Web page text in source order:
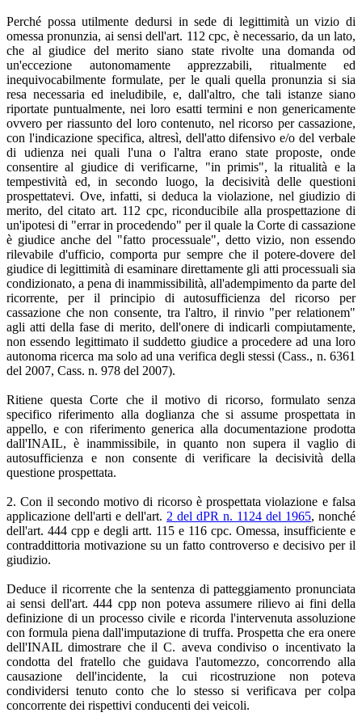
Perché possa utilmente dedursi in sede di legittimità un vizio di
omessa pronunzia, ai sensi dell'art. 112 cpc, è necessario, da un lato,
che al giudice del merito siano state rivolte una domanda od
un'eccezione autonomamente apprezzabili, ritualmente ed
inequivocabilmente formulate, per le quali quella pronunzia si sia
resa necessaria ed ineludibile, e, dall'altro, che tali istanze siano
riportate puntualmente, nei loro esatti termini e non genericamente
ovvero per riassunto del loro contenuto, nel ricorso per cassazione,
con l'indicazione specifica, altresì, dell'atto difensivo e/o del verbale
di udienza nei quali l'una o l'altra erano state proposte, onde
consentire al giudice di verificarne, "in primis", la ritualità e la
tempestività ed, in secondo luogo, la decisività delle questioni
prospettatevi. Ove, infatti, si deduca la violazione, nel giudizio di
merito, del citato art. 112 cpc, riconducibile alla prospettazione di
un'ipotesi di "errar in procedendo" per il quale la Corte di cassazione
è giudice anche del "fatto processuale", detto vizio, non essendo
rilevabile d'ufficio, comporta pur sempre che il potere-dovere del
giudice di legittimità di esaminare direttamente gli atti processuali sia
condizionato, a pena di inammissibilità, all'adempimento da parte del
ricorrente, per il principio di autosufficienza del ricorso per
cassazione che non consente, tra l'altro, il rinvio "per relationem"
agli atti della fase di merito, dell'onere di indicarli compiutamente,
non essendo legittimato il suddetto giudice a procedere ad una loro
autonoma ricerca ma solo ad una verifica degli stessi (Cass., n. 6361
del 2007, Cass. n. 978 del 2007).
Ritiene questa Corte che il motivo di ricorso, formulato senza
specifico riferimento alla doglianza che si assume prospettata in
appello, e con riferimento generica alla documentazione prodotta
dall'INAIL, è inammissibile, in quanto non supera il vaglio di
autosufficienza e non consente di verificare la decisività della
questione prospettata.
2. Con il secondo motivo di ricorso è prospettata violazione e falsa
applicazione dell'arti e dell'art. 2 del dPR n. 1124 del 1965, nonché
dell'art. 444 cpp e degli artt. 115 e 116 cpc. Omessa, insufficiente e
contraddittoria motivazione su un fatto controverso e decisivo per il
giudizio.
Deduce il ricorrente che la sentenza di patteggiamento pronunciata
ai sensi dell'art. 444 cpp non poteva assumere rilievo ai fini della
definizione di un processo civile e ricorda l'intervenuta assoluzione
con formula piena dall'imputazione di truffa. Prospetta che era onere
dell'INAIL dimostrare che il C. aveva condiviso o incentivato la
condotta del fratello che guidava l'automezzo, concorrendo alla
causazione dell'incidente, la cui ricostruzione non poteva
condividersi tenuto conto che lo stesso si verificava per colpa
concorrente dei rispettivi conducenti dei veicoli.